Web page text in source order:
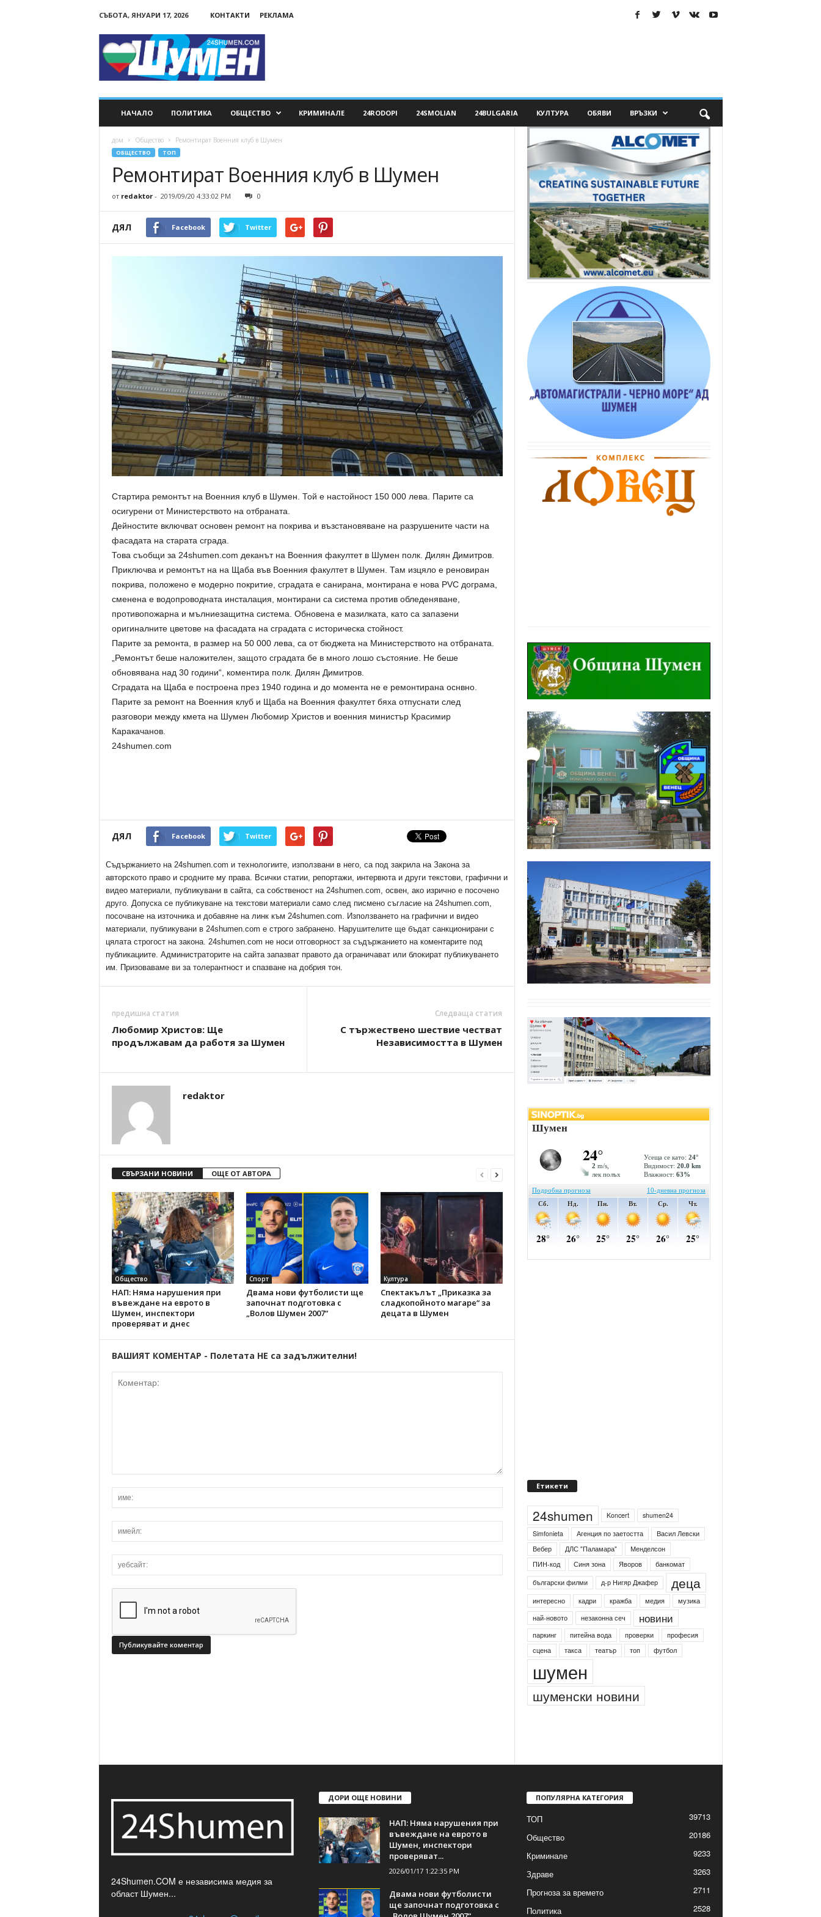
СЪБОТА, ЯНУАРИ 17, 2026 КОНТАКТИ РЕКЛАМА
НАЧАЛО ПОЛИТИКА ОБЩЕСТВО КРИМИНАЛЕ 24RODOPI 24SMOLIAN 24BULGARIA КУЛТУРА ОБЯВИ ВРЪЗКИ
дом Общество Ремонтират Военния клуб в Шумен
ОБЩЕСТВО ТОП
Ремонтират Военния клуб в Шумен
от redaktor- 2019/09/20 4:33:02 PM 0
ДЯЛ Facebook Twitter
Стартира ремонтът на Военния клуб в Шумен. Той е настойност 150 000 лева. Парите са
осигурени от Министерството на отбраната.
Дейностите включват основен ремонт на покрива и възстановяване на разрушените части на
фасадата на старата сграда.
Това съобщи за 24shumen.com деканът на Военния факултет в Шумен полк. Дилян Димитров.
Приключва и ремонтът на на Щаба във Военния факултет в Шумен. Там изцяло е реновиран
покрива, положено е модерно покритие, сградата е санирана, монтирана е нова PVC дограма,
сменена е водопроводната инсталация, монтирани са система против обледеняване,
противопожарна и мълниезащитна система. Обновена е мазилката, като са запазени
оригиналните цветове на фасадата на сградата с историческа стойност.
Парите за ремонта, в размер на 50 000 лева, са от бюджета на Министерството на отбраната.
„Ремонтът беше наложителен, защото сградата бе в много лошо състояние. Не беше
обновявана над 30 години“, коментира полк. Дилян Димитров.
Сградата на Щаба е построена през 1940 година и до момента не е ремонтирана оснвно.
Парите за ремонт на Военния клуб и Щаба на Военния факултет бяха отпуснати след
разговори между кмета на Шумен Любомир Христов и военния министър Красимир
Каракачанов.
24shumen.com
ДЯЛ Facebook Twitter
Съдържанието на 24shumen.com и технологиите, използвани в него, са под закрила на Закона за
авторското право и сродните му права. Всички статии, репортажи, интервюта и други текстови, графични и
видео материали, публикувани в сайта, са собственост на 24shumen.com, освен, ако изрично е посочено
друго. Допуска се публикуване на текстови материали само след писмено съгласие на 24shumen.com,
посочване на източника и добавяне на линк към 24shumen.com. Използването на графични и видео
материали, публикувани в 24shumen.com е строго забранено. Нарушителите ще бъдат санкционирани с
цялата строгост на закона. 24shumen.com не носи отговорност за съдържанието на коментарите под
публикациите. Администраторите на сайта запазват правото да ограничават или блокират публикуването
им. Призоваваме ви за толерантност и спазване на добрия тон.
предишна статия
Любомир Христов: Ще
продължавам да работя за Шумен
Следваща статия
С тържествено шествие честват
Независимостта в Шумен
redaktor
СВЪРЗАНИ НОВИНИ ОЩЕ ОТ АВТОРА
Общество
НАП: Няма нарушения при
въвеждане на еврото в
Шумен, инспектори
проверяват и днес
Спорт
Двама нови футболисти ще
започнат подготовка с
„Волов Шумен 2007“
Култура
Спектакълът „Приказка за
сладкопойното магаре“ за
децата в Шумен
ВАШИЯТ КОМЕНТАР - Полетата НЕ са задължителни!
Етикети
24shumen Koncert
shumen24
Simfonieta
Агенция по заетостта
Васил Левски
Вебер
ДЛС "Паламара"
Менделсон
ПИН-код
Синя зона Яворов
банкомат
български филми
д-р Нигяр Джафер деца
интересно кадри кражба медия
музика
най-новото
незаконна сеч новини
паркинг питейна вода проверки
професия
сцена
такса театър топ футбол
шумен
шуменски новини
24Shumen.COM е независима медия за
област Шумен...
ДОРИ ОЩЕ НОВИНИ
НАП: Няма нарушения при
въвеждане на еврото в
Шумен, инспектори
проверяват...
2026/01/17 1:22:35 PM
Двама нови футболисти
ще започнат подготовка с
ПОПУЛЯРНА КАТЕГОРИЯ
ТОП
39713
Общество
20186
Криминале
9233
Здраве
3263
Прогноза за времето
2711
Политика
2528